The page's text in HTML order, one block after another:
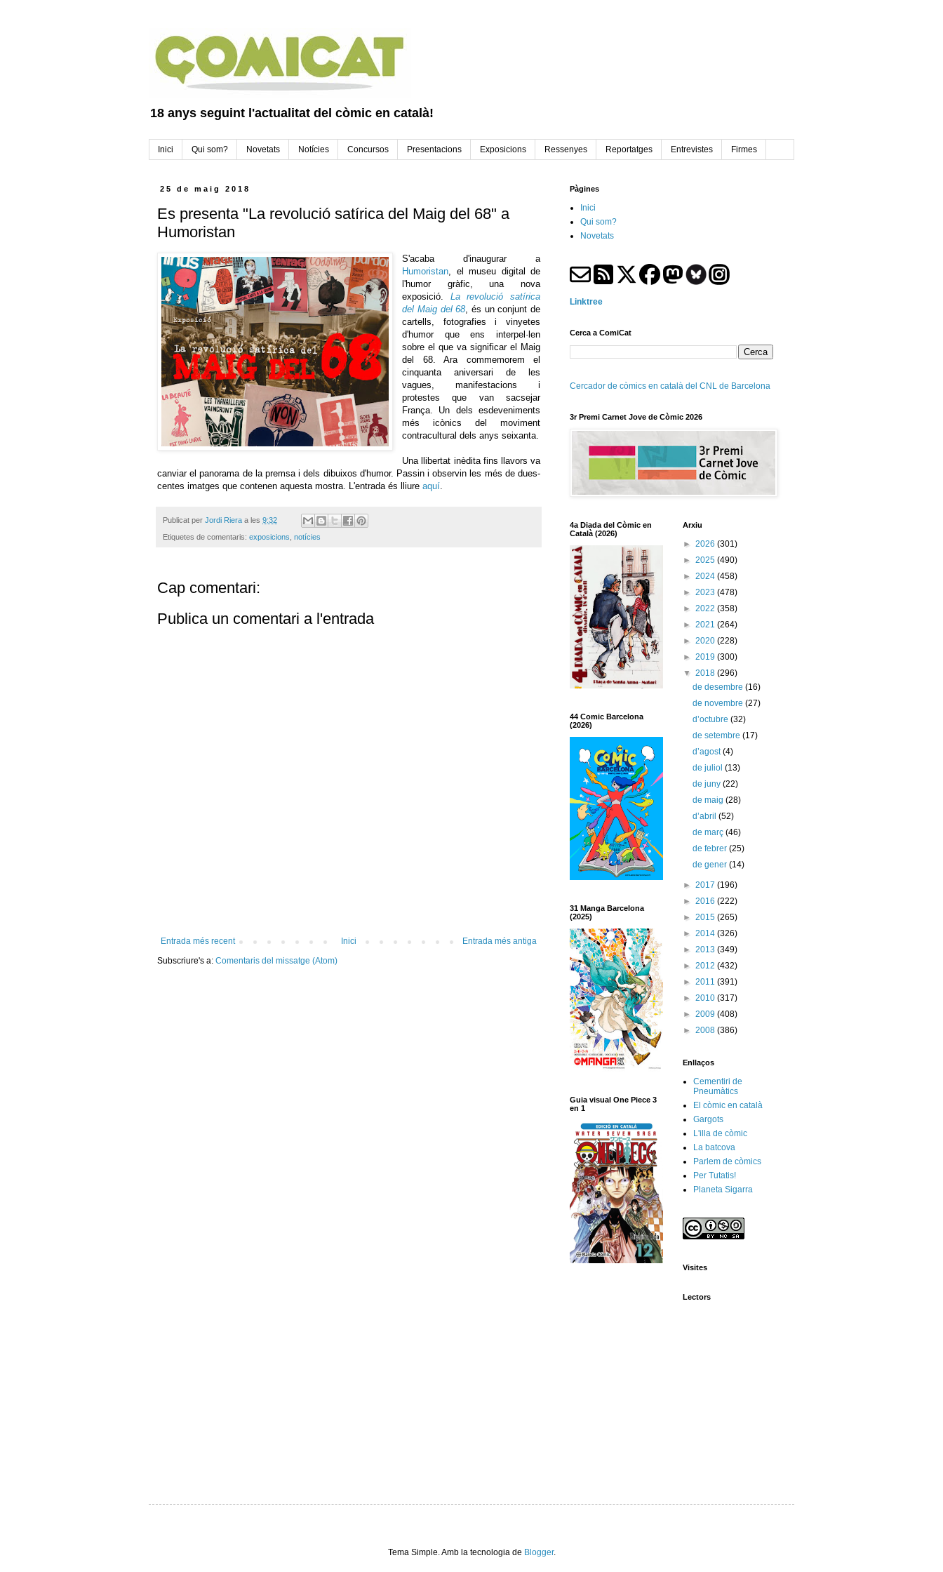
18 anys seguint l'actualitat del còmic en català!
Inici Qui som? Novetats Notícies Concursos Presentacions Exposicions Ressenyes Reportatges Entrevistes Firmes
25 de maig 2018
Es presenta "La revolució satírica del Maig del 68" a
Humoristan
S'acaba d'inaugurar a
Humoristan, el museu digital de
l'humor gràfic, una nova
exposició. La revolució satírica
del Maig del 68, és un conjunt de
cartells, fotografies i vinyetes
d'humor que ens interpel·len
sobre el que va significar el Maig
del 68. Ara commemorem el
cinquanta aniversari de les
vagues, manifestacions i
protestes que van sacsejar
França. Un dels esdeveniments
més icònics del moviment
contracultural dels anys seixanta.
Una llibertat inèdita fins llavors va
canviar el panorama de la premsa i dels dibuixos d'humor. Passin i observin les més de dues-
centes imatges que contenen aquesta mostra. L'entrada és lliure aquí.
Publicat per Jordi Riera a les 9:32
Etiquetes de comentaris: exposicions, notícies
Cap comentari:
Publica un comentari a l'entrada
Entrada més recent Entrada més antiga
Inici
Subscriure's a: Comentaris del missatge (Atom)
Pàgines
Inici
Qui som?
Novetats
Linktree
Cerca a ComiCat
Cercador de còmics en català del CNL de Barcelona
3r Premi Carnet Jove de Còmic 2026
4a Diada del Còmic en
Català (2026)
44 Comic Barcelona
(2026)
31 Manga Barcelona
(2025)
Guia visual One Piece 3
en 1
Arxiu
► 2026 (301)
► 2025 (490)
► 2024 (458)
► 2023 (478)
► 2022 (358)
► 2021 (264)
► 2020 (228)
► 2019 (300)
▼ 2018 (296)
de desembre(16)
de novembre(27)
d’octubre(32)
de setembre(17)
d’agost(4)
de juliol(13)
de juny(22)
de maig(28)
d’abril(52)
de març(46)
de febrer(25)
de gener(14)
► 2017 (196)
► 2016 (222)
► 2015 (265)
► 2014 (326)
► 2013 (349)
► 2012 (432)
► 2011 (391)
► 2010 (317)
► 2009 (408)
► 2008 (386)
Enllaços
Cementiri de
Pneumàtics
El còmic en català
Gargots
L'illa de còmic
La batcova
Parlem de còmics
Per Tutatis!
Planeta Sigarra
Visites
Lectors
Tema Simple. Amb la tecnologia de Blogger.